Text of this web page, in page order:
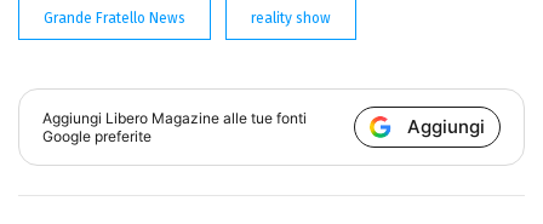
Grande Fratello News reality show
Aggiungi Libero Magazine alle tue fonti
Google preferite
Aggiungi